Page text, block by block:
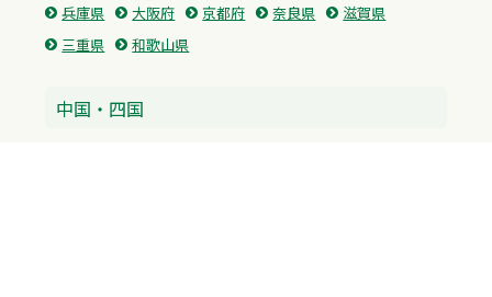
兵庫県 大阪府 京都府 奈良県
滋賀県
三重県
和歌山県
中国・四国